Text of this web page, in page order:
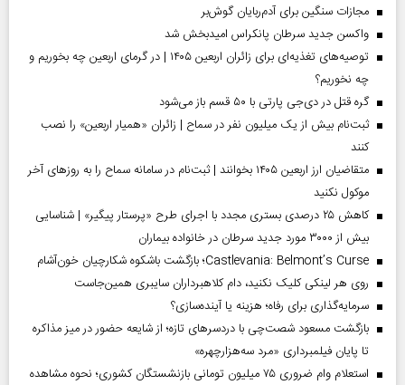
مجازات سنگین برای آدم‌ربایان گوش‌بر
واکسن جدید سرطان پانکراس امیدبخش شد
توصیه‌های تغذیه‌ای برای زائران اربعین ۱۴۰۵ | در گرمای اربعین چه بخوریم و
چه نخوریم؟
گره قتل در دی‌جی پارتی با ۵۰ قسم باز می‌شود
ثبت‌نام بیش از یک میلیون نفر در سماح | زائران «همیار اربعین» را نصب
کنند
متقاضیان ارز اربعین ۱۴۰۵ بخوانند | ثبت‌نام در سامانه سماح را به روز‌های آخر
موکول نکنید
کاهش ۲۵ درصدی بستری مجدد با اجرای طرح «پرستار پیگیر» | شناسایی
بیش از ۳۰۰۰ مورد جدید سرطان در خانواده بیماران
Castlevania: Belmont’s Curse؛ بازگشت باشکوه شکارچیان خون‌آشام
روی هر لینکی کلیک نکنید، دام کلاهبرداران سایبری همین‌جاست
سرمایه‌گذاری برای رفاه؛ هزینه یا آینده‌سازی؟
بازگشت مسعود شصت‌چی با دردسر‌های تازه؛ از شایعه حضور در میز مذاکره
تا پایان فیلمبرداری «مرد سه‌هزارچهره»
استعلام وام ضروری ۷۵ میلیون تومانی بازنشستگان کشوری؛ نحوه مشاهده